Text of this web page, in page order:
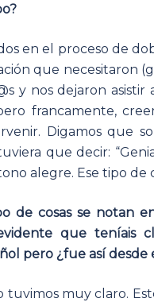
en el proceso de
que necesitaron
y nos dejaron asistir
francamente,
Digamos que
que decir:
alegre. Ese tipo de
de cosas se notan
que teníais
pero ¿fue así
tuvimos muy claro.